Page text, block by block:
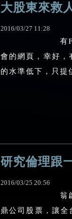
大股東來救
2016/03/27 11:28
有
會的網頁，幸好，
的水準低下，只提
研究倫理跟
2016/03/25 20:56
翁
鼎公司股票，讓